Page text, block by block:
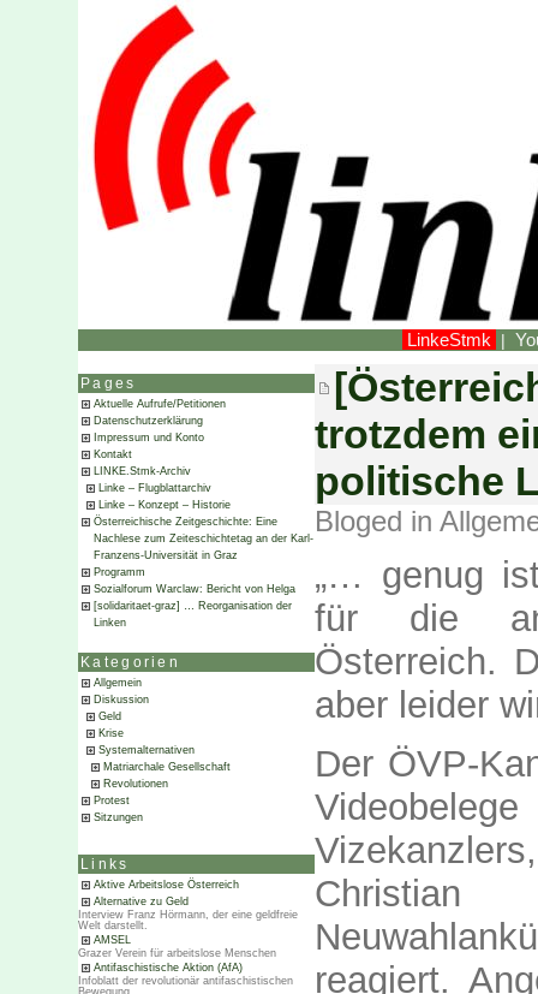
LinkeStmk |
Pages
Aktuelle Aufrufe/Petitionen
Datenschutzerklärung
Impressum und Konto
Kontakt
LINKE.Stmk-Archiv
Linke – Flugblattarchiv
Linke – Konzept – Historie
Österreichische Zeitgeschichte: Eine
Nachlese zum Zeiteschichtetag an der Karl-
Franzens-Universität in Graz
Programm
Sozialforum Warclaw: Bericht von Helga
[solidaritaet-graz] … Reorganisation der
Linken
Kategorien
Allgemein
Diskussion
Geld
Krise
Systemalternativen
Matriarchale Gesellschaft
Revolutionen
Protest
Sitzungen
Links
Aktive Arbeitslose Österreich
Alternative zu Geld
Interview Franz Hörmann, der eine geldfreie
Welt darstellt.
AMSEL
Grazer Verein für arbeitslose Menschen
Antifaschistische Aktion (AfA)
Infoblatt der revolutionär antifaschistischen
Bewegung
trotzdem
politische
Bloged in
„… genug
für die
Österreich.
aber leider
Der ÖVP-
reagiert.